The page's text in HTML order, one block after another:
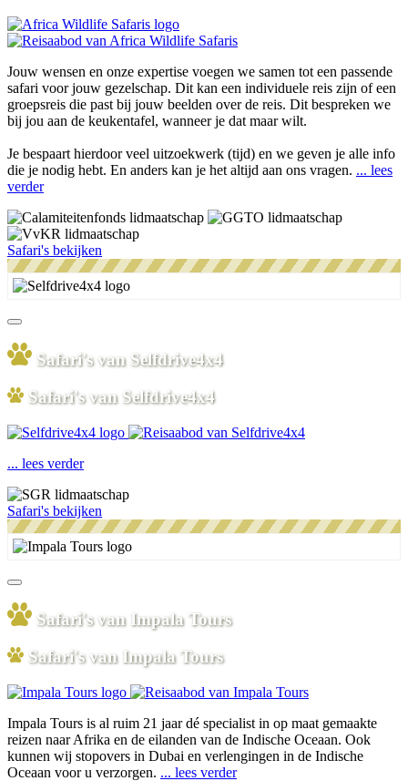
Jouw wensen en onze expertise voegen we samen tot een passende
safari voor jouw gezelschap. Dit kan een individuele reis zijn of een
groepsreis die past bij jouw beelden over de reis. Dit bespreken we
bij jou aan de keukentafel, wanneer je dat maar wilt.
Je bespaart hierdoor veel uitzoekwerk (tijd) en we geven je alle info
die je nodig hebt. En anders kan je het altijd aan ons vragen. ... lees
verder
Safari's bekijken
Safari's van Selfdrive4x4
Safari's van Selfdrive4x4
... lees verder
Safari's bekijken
Safari's van Impala Tours
Safari's van Impala Tours
Impala Tours is al ruim 21 jaar dé specialist in op maat gemaakte
reizen naar Afrika en de eilanden van de Indische Oceaan. Ook
kunnen wij stopovers in Dubai en verlengingen in de Indische
Oceaan voor u verzorgen. ... lees verder